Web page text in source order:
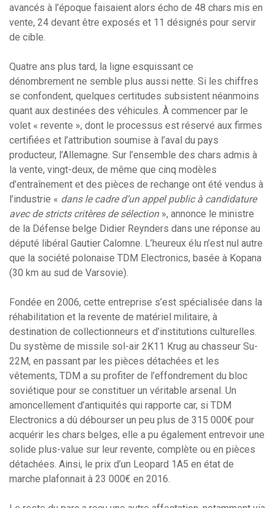
avancés à l’époque faisaient alors écho de 48 chars mis en
vente, 24 devant être exposés et 11 désignés pour servir
de cible.
Quatre ans plus tard, la ligne esquissant ce
dénombrement ne semble plus aussi nette. Si les chiffres
se confondent, quelques certitudes subsistent néanmoins
quant aux destinées des véhicules. À commencer par le
volet « revente », dont le processus est réservé aux firmes
certifiées et l’attribution soumise à l’aval du pays
producteur, l’Allemagne. Sur l’ensemble des chars admis à
la vente, vingt-deux, de même que cinq modèles
d’entraînement et des pièces de rechange ont été vendus à
l’industrie « dans le cadre d’un appel public à candidature
avec de stricts critères de sélection», annonce le ministre
de la Défense belge Didier Reynders dans une réponse au
député libéral Gautier Calomne. L’heureux élu n’est nul autre
que la société polonaise TDM Electronics, basée à Kopana
(30 km au sud de Varsovie).
Fondée en 2006, cette entreprise s’est spécialisée dans la
réhabilitation et la revente de matériel militaire, à
destination de collectionneurs et d’institutions culturelles.
Du système de missile sol-air 2K11 Krug au chasseur Su-
22M, en passant par les pièces détachées et les
vêtements, TDM a su profiter de l’effondrement du bloc
soviétique pour se constituer un véritable arsenal. Un
amoncellement d’antiquités qui rapporte car, si TDM
Electronics a dû débourser un peu plus de 315 000€ pour
acquérir les chars belges, elle a pu également entrevoir une
solide plus-value sur leur revente, complète ou en pièces
détachées. Ainsi, le prix d’un Leopard 1A5 en état de
marche plafonnait à 23 000€ en 2016.